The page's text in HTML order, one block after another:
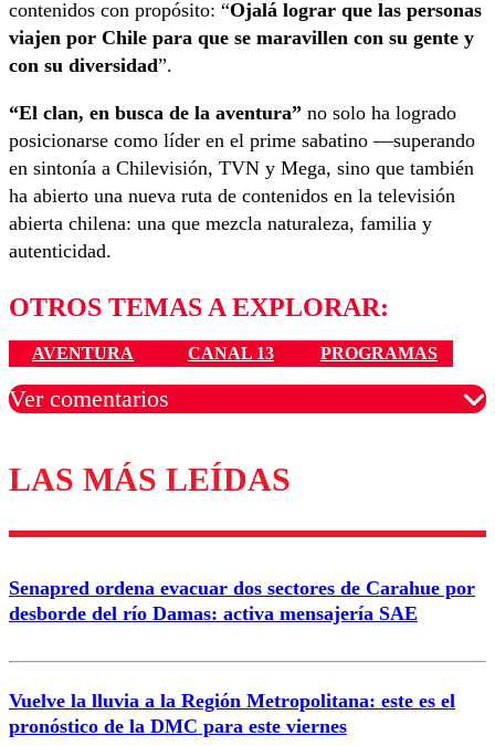
contenidos con propósito: “Ojalá lograr que las personas
viajen por Chile para que se maravillen con su gente y
con su diversidad”.
“El clan, en busca de la aventura” no solo ha logrado
posicionarse como líder en el prime sabatino —superando
en sintonía a Chilevisión, TVN y Mega, sino que también
ha abierto una nueva ruta de contenidos en la televisión
abierta chilena: una que mezcla naturaleza, familia y
autenticidad.
OTROS TEMAS A EXPLORAR:
AVENTURA CANAL 13 PROGRAMAS
Ver comentarios
Los comentarios son moderados para garantizar un
diálogo respetuoso.
Correo
Enviar comentario
LAS MÁS LEÍDAS
Senapred ordena evacuar dos sectores de Carahue por
desborde del río Damas: activa mensajería SAE
Vuelve la lluvia a la Región Metropolitana: este es el
pronóstico de la DMC para este viernes